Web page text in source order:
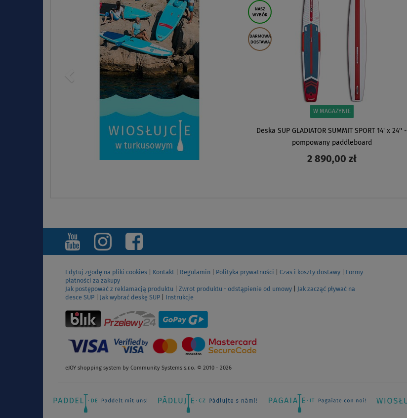
NASZ
WYBÓR
DARMOWA
DOSTAWA
W MAGAZYNIE
Deska SUP GLADIATOR SUMMIT SPORT 14' x 24'' -
pompowany paddleboard
2 890,00 zł
Edytuj zgodę na pliki cookies Kontakt Regulamin Polityka prywatności Czas i koszty dostawy
Formy
płatności za zakupy
Jak postępować z reklamacją produktu
Zwrot produktu - odstąpienie od umowy
Jak zacząć pływać na
desce SUP
Jak wybrać deskę SUP Instrukcje
eJOY shopping system by Community Systems s.r.o. © 2010 - 2026